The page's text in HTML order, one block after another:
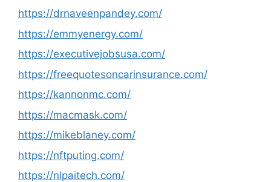
https://drnaveenpandey.com/
https://emmyenergy.com/
https://executivejobsusa.com/
https://freequotesoncarinsurance.com/
https://kannonmc.com/
https://macmask.com/
https://mikeblaney.com/
https://nftputing.com/
https://nlpaitech.com/